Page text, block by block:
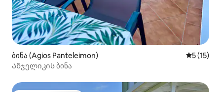
ბინა (Agios Panteleimon) საშუალო
5 (15)
Ანჯელიკის ბინა